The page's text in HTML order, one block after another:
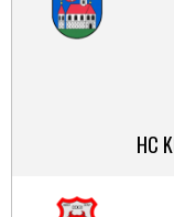
HC